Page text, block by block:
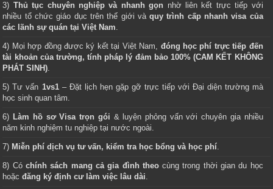
3) Thủ tục chuyên nghiệp và nhanh gọn nhờ liên kết trực tiếp với
nhiều tổ chức giáo dục trên thế giới vàquy trình cấp nhanh visa của
các lãnh sự quán tại Việt Nam.
4) Mọi hợp đồng được ký kết tại Việt Nam, đóng học phí trực tiếp đến
tài khoản của trường, tính pháp lý đảm bảo 100% (CAM KẾT KHÔNG
PHÁT SINH).
5) Tư vấn 1vs1– Đặt lịch hẹn gặp gỡ trực tiếp với Đại diện trường mà
học sinh quan tâm.
6) Làm hồ sơ Visa trọn gói & luyện phỏng vấn với chuyên gia nhiều
năm kinh nghiệm tu nghiệp tại nước ngoài.
7) Miễn phí dịch vụ tư vấn, kiểm tra học bổng và học phí.
8) Cóchính sách mang cả gia đình theocùng trong thời gian du học
hoặcđăng ký định cư làm việc lâu dài.